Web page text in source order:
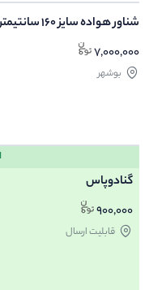
شناور هواده سایز 160 سانتیمتر
7,000,000
بوشهر
گنادوپاس
900,000
قابلیت ارسال